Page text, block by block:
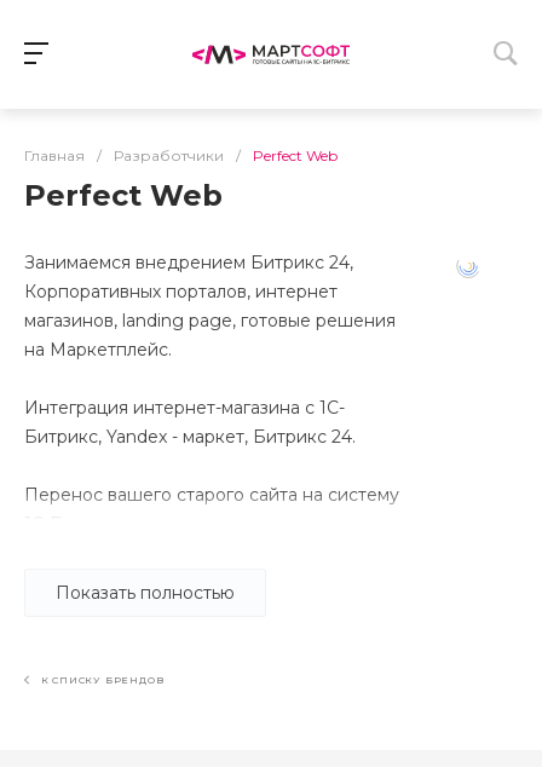
Главная / Разработчики / Perfect Web
Perfect Web
Занимаемся внедрением Битрикс 24,
Корпоративных порталов, интернет
магазинов, landing page, готовые решения
на Маркетплейс.
Интеграция интернет-магазина с 1С-
Битрикс, Yandex - маркет, Битрикс 24.
Перенос вашего старого сайта на систему
Показать полностью
К СПИСКУ БРЕНДОВ